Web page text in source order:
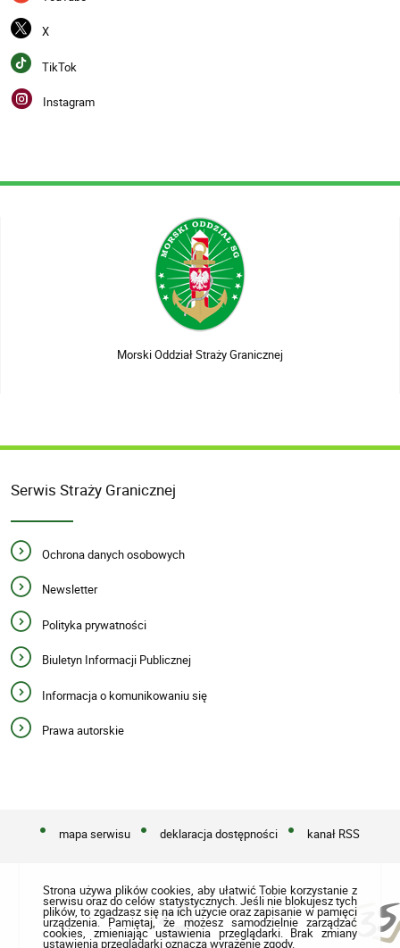
X
TikTok
Instagram
Morski Oddział Straży Granicznej
Serwis Straży Granicznej
Ochrona danych osobowych
Newsletter
Polityka prywatności
Biuletyn Informacji Publicznej
Informacja o komunikowaniu się
Prawa autorskie
mapa serwisu deklaracja dostępności kanał RSS
Strona używa plików cookies, aby ułatwić Tobie korzystanie z
serwisu oraz do celów statystycznych. Jeśli nie blokujesz tych
plików, to zgadzasz się na ich użycie oraz zapisanie w pamięci
urządzenia. Pamiętaj, że możesz samodzielnie zarządzać
cookies, zmieniając ustawienia przeglądarki. Brak zmiany
ustawienia przeglądarki oznacza wyrażenie zgody.